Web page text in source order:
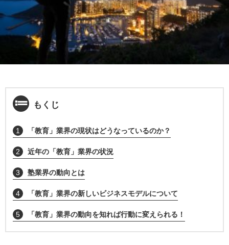
もくじ
1 「教育」業界の現状はどうなっているのか？
2 近年の「教育」業界の状況
3 塾業界の動向とは
4 「教育」業界の新しいビジネスモデルについて
5 「教育」業界の動向を知れば行動に変えられる！